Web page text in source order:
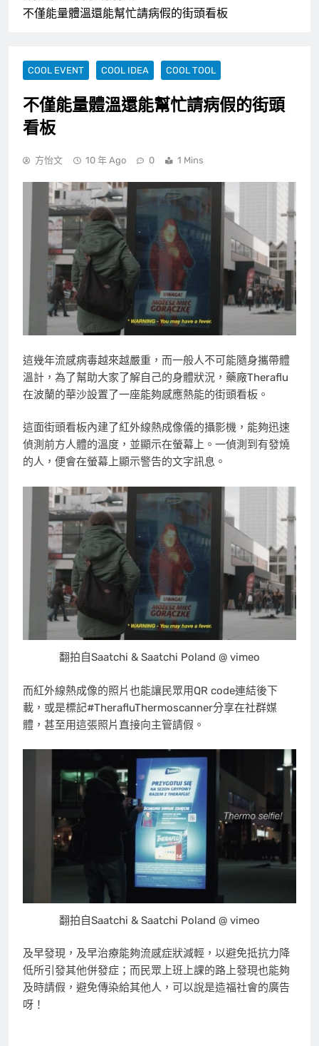
不僅能量體溫還能幫忙請病假的街頭看板
COOL EVENT COOL IDEA COOL TOOL
不僅能量體溫還能幫忙請病假的街頭
看板
方怡文 10 年 Ago 0 1 Mins
這幾年流感病毒越來越嚴重，而一般人不可能隨身攜帶體
溫計，為了幫助大家了解自己的身體狀況，藥廠Theraflu
在波蘭的華沙設置了一座能夠感應熱能的街頭看板。
這面街頭看板內建了紅外線熱成像儀的攝影機，能夠迅速
偵測前方人體的溫度，並顯示在螢幕上。一偵測到有發燒
的人，便會在螢幕上顯示警告的文字訊息。
翻拍自Saatchi & Saatchi Poland @ vimeo
而紅外線熱成像的照片也能讓民眾用QR code連結後下
載，或是標記#TherafluThermoscanner分享在社群媒
體，甚至用這張照片直接向主管請假。
翻拍自Saatchi & Saatchi Poland @ vimeo
及早發現，及早治療能夠流感症狀減輕，以避免抵抗力降
低所引發其他併發症；而民眾上班上課的路上發現也能夠
及時請假，避免傳染給其他人，可以說是造福社會的廣告
呀！